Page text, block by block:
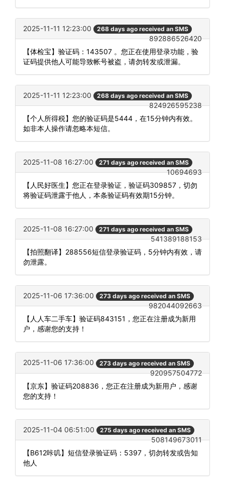
2025-11-11 12:23:00 268 days ago received an SMS
892886526420
【体检宝】验证码：143507 。您正在使用登录功能，验
证码提供他人可能导致帐号被盗，请勿转发或泄漏。
2025-11-11 12:23:00 268 days ago received an SMS
824926595238
【个人所得税】您的验证码是5444，在15分钟内有效。
如非本人操作请忽略本短信。
2025-11-08 16:27:00 271 days ago received an SMS
10694693
【人民好医生】您正在登录验证，验证码309857，切勿
将验证码泄露于他人，本条验证码有效期15分钟。
2025-11-08 16:27:00 271 days ago received an SMS
541389188153
【拍照翻译】288556短信登录验证码，5分钟内有效，请
勿泄露。
2025-11-06 17:36:00 273 days ago received an SMS
982044092663
【人人车二手车】验证码843151，您正在注册成为新用
户，感谢您的支持！
2025-11-06 17:36:00 273 days ago received an SMS
920957504772
【京东】验证码208836，您正在注册成为新用户，感谢
您的支持！
2025-11-04 06:51:00 275 days ago received an SMS
508149673011
【B612咔叽】短信登录验证码：5397，切勿转发或告知
他人